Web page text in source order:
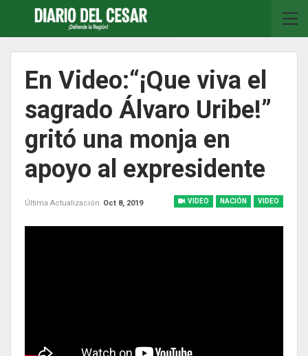
En Video:“¡Que viva el
sagrado Álvaro Uribe!”
gritó una monja en
apoyo al expresidente
VIDEO NACIÓN VIDEO
Última Actualización Oct 8, 2019